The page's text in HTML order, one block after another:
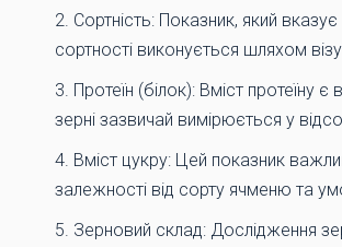
Сортність: Показник, який
сортності виконується шляхом
Протеїн (білок): Вміст протеїну
зерні зазвичай вимірюється у
Вміст цукру: Цей показник
залежності від сорту ячменю та
Зерновий склад: Дослідження